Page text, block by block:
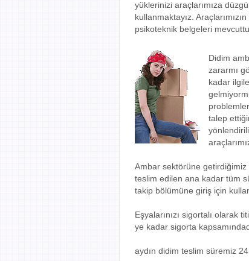
yüklerinizi araçlarımıza
kullanmaktayız.
psikoteknik belgeleri
Didim
zararmı
kadar
talep
Ambar sektörüne getirdiğimiz
teslim edilen ana kadar tüm
takip bölümüne giriş için
Eşyalarınızı sigortalı olarak
ye kadar sigorta
aydın didim teslim süremiz